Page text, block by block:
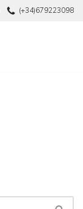
(+34)679223098